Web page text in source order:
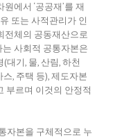
에서 ‘공공재’를 재
또는 사적관리가 인
전체의 공동재산으로
사회적 공통자본은
대기, 물, 산림, 하천
, 주택 등), 제도자본
부르며 이것의 안정적
자본을 구체적으로 누